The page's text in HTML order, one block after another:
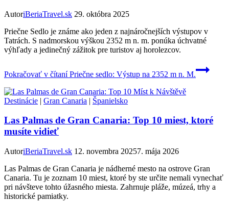
AutoriBeriaTravel.sk 29. októbra 2025
Priečne Sedlo je známe ako jeden z najnáročnejších výstupov v
Tatrách. S nadmorskou výškou 2352 m n. m. ponúka úchvatné
výhľady a jedinečný zážitok pre turistov aj horolezcov.
Pokračovať v čítaníPriečne sedlo: Výstup na 2352 m n. M.
Destinácie | Gran Canaria | Španielsko
Las Palmas de Gran Canaria: Top 10 miest, ktoré
musíte vidieť
AutoriBeriaTravel.sk 12. novembra 20257. mája 2026
Las Palmas de Gran Canaria je nádherné mesto na ostrove Gran
Canaria. Tu je zoznam 10 miest, ktoré by ste určite nemali vynechať
pri návšteve tohto úžasného miesta. Zahrnuje pláže, múzeá, trhy a
historické pamiatky.